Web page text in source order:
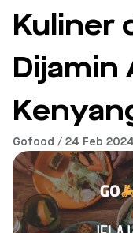
Kuliner
Dijamin
Gofood / 24 Feb 2024